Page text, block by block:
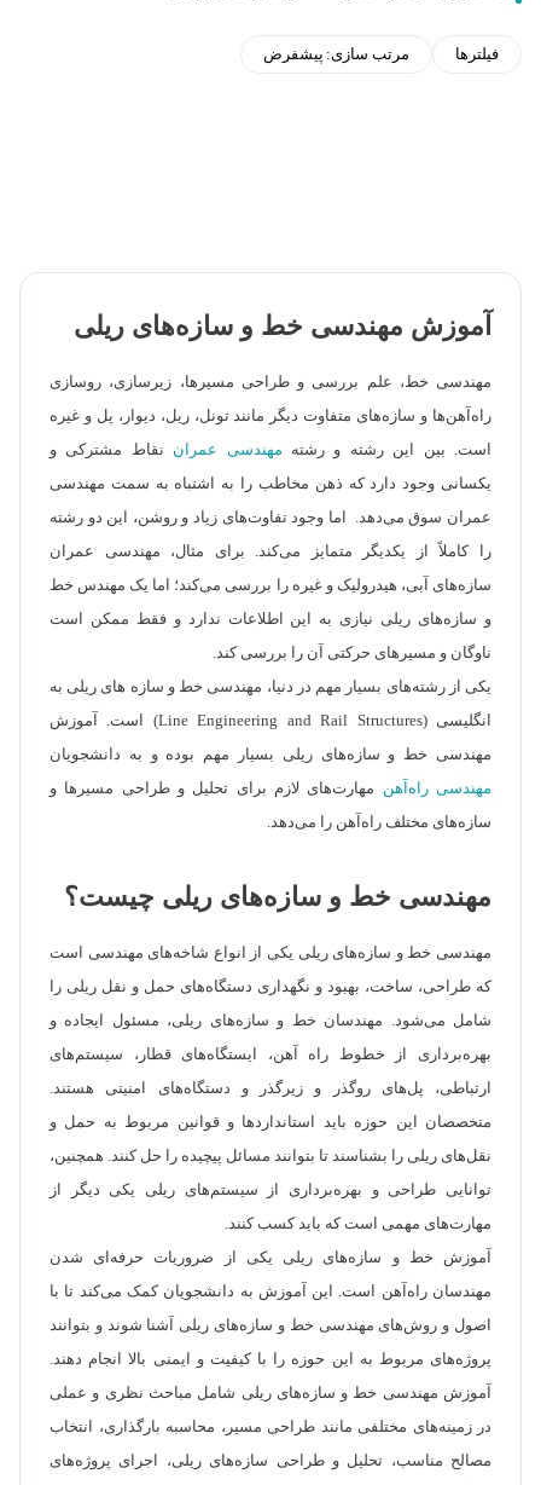
فیلترها مرتب سازی: پیشفرض
آموزش مهندسی خط و سازه‌های ریلی
مهندسی خط، علم بررسی و طراحی مسیر‌ها، زیرسازی، روسازی
راه‌آهن‌ها و سازه‌های متفاوت دیگر مانند تونل، ریل، دیوار، پل و غیره
است. بین این رشته و رشته مهندسی عمران نقاط مشترکی و
یکسانی وجود دارد که ذهن مخاطب را به اشتباه به سمت مهندسی
عمران سوق می‌دهد. اما وجود تفاوت‌های زیاد و روشن، این دو رشته
را کاملاً از یکدیگر متمایز می‌کند. برای مثال، مهندسی عمران
سازه‌های آبی، هیدرولیک و غیره را بررسی می‌کند؛ اما یک مهندس خط
و سازه‌های ریلی نیازی به این اطلاعات ندارد و فقط ممکن است
ناوگان و مسیر‌های حرکتی آن را بررسی کند.
یکی از رشته‌های بسیار مهم در دنیا، مهندسی خط و سازه های ریلی به
انگلیسی (Line Engineering and Rail Structures) است. آموزش
مهندسی خط و سازه‌های ریلی بسیار مهم بوده و به دانشجویان
مهندسی راه‌آهن مهارت‌های لازم برای تحلیل و طراحی مسیر‌ها و
سازه‌های مختلف راه‌آهن را می‌دهد.
مهندسی خط و سازه‌های ریلی چیست؟
مهندسی خط و سازه‌های ریلی یکی از انواع شاخه‌های مهندسی است
که طراحی، ساخت، بهبود و نگهداری دستگاه‌های حمل و نقل ریلی را
شامل می‌شود. مهندسان خط و سازه‌های ریلی، مسئول ایجاده و
بهره‌برداری از خطوط راه آهن، ‌ایستگاه‌های قطار، سیستم‌های
ارتباطی، پل‌های روگذر و زیرگذر و دستگاه‌های امنیتی هستند.
متخصصان این حوزه باید استاندارد‌ها و قوانین مربوط به حمل و
نقل‌های ریلی را بشناسند تا بتوانند مسائل پیچیده را حل کنند. همچنین،
توانایی طراحی و بهره‌برداری از سیستم‌های ریلی یکی دیگر از
مهارت‌های مهمی است که باید کسب کنند.
آموزش خط و سازه‌های ریلی یکی از ضروریات حرفه‌ای شدن
مهندسان راه‌آهن است. این آموزش به دانشجویان کمک می‌کند تا با
اصول و روش‌های مهندسی خط و سازه‌های ریلی آشنا شوند و بتوانند
پروژه‌های مربوط به این حوزه را با کیفیت و ایمنی بالا انجام دهند.
آموزش مهندسی خط و سازه‌های ریلی شامل مباحث نظری و عملی
در زمینه‌های مختلفی مانند طراحی مسیر، محاسبه بارگذاری، انتخاب
مصالح مناسب، تحلیل و طراحی سازه‌های ریلی، اجرای پروژه‌های